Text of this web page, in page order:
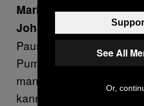
Maria:
UndQuake!
Johann:
Quake, das
Pausensache. Das ist
Pumperer. Für LAN-
man sich einfach über
kannst du vergessen.
See All
Or,